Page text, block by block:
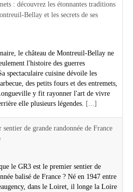
: découvrez les étonnantes traditions
Bellay et les secrets de ses
le château de Montreuil-Bellay ne
l'histoire des guerres
spectaculaire cuisine dévoile les
des petits fours et des entremets,
y fit rayonner l'art de vivre
elle plusieurs légendes. [...]
de grande randonnée de France
le GR3 est le premier sentier de
balisé de France ? Né en 1947 entre
dans le Loiret, il longe la Loire